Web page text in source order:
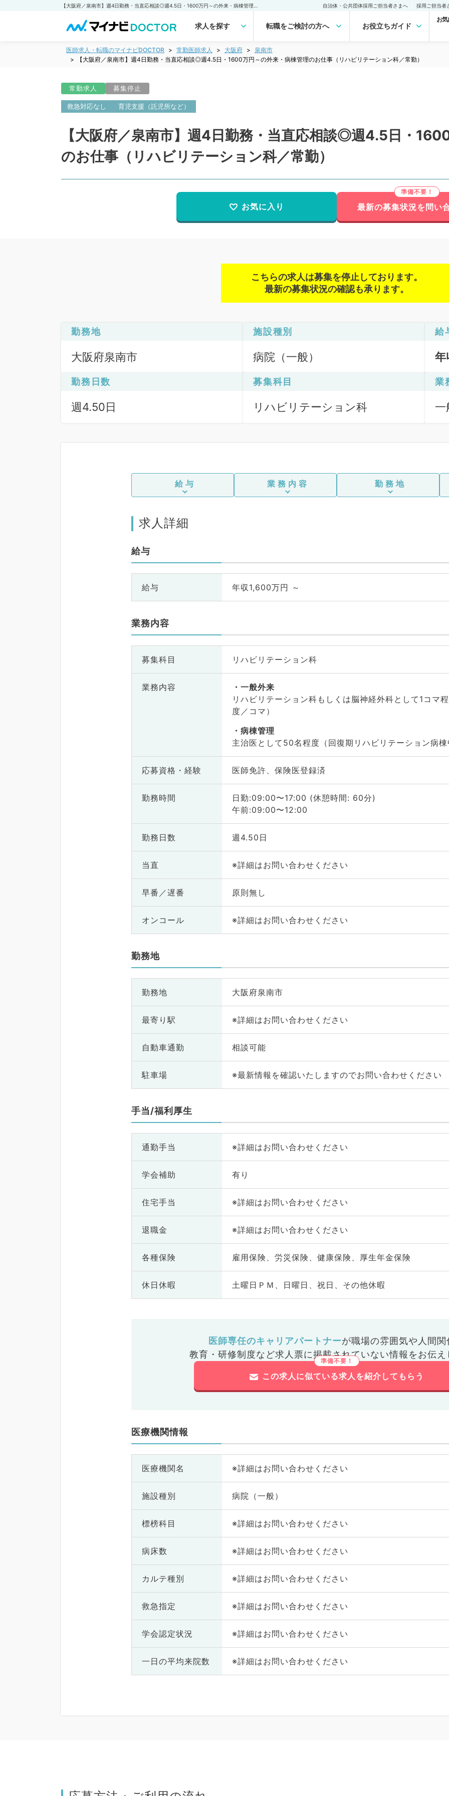
自治体・公共団体採用ご担当者さまへ 採用ご担当者
求人を探す 転職をご検討の方へ お役立ちガイド
お
医師求人・転職のマイナビDOCTOR 常勤医師求人 大阪府
泉南市
【大阪府／泉南市】週4日勤務・当直応相談◎週4.5日・1600万円～の外来・病棟管理のお仕事（リハビリテーション科／常勤）
常勤求人 募集停止
救急対応なし 育児支援（託児所など）
【大阪府／泉南市】週4日勤務・当直応相談◎週4.5日・
のお仕事（リハビリテーション科／常勤）
お気に入り 最新の募集状況を問い
こちらの求人は募集を停止しております。
最新の募集状況の確認も承ります。
勤務地
大阪府泉南市
施設種別
病院（一般）
給
年
勤務日数
週4.50日
募集科目
リハビリテーション科
業
一
給与 業務内容 勤務地
求人詳細
給与
給与 年収1,600万円 ～
業務内容
募集科目 リハビリテーション科
業務内容
一般外来
リハビリテーション科もしくは脳神経外科として1コマ
度／コマ）
病棟管理
主治医として50名程度（回復期リハビリテーション病
応募資格・ 経験 医師免許、保険医登録済
勤務時間
日勤:09:00〜17:00 (休憩時間: 60分)
午前:09:00〜12:00
勤務日数 週4.50日
当直 ※詳細はお問い合わせください
早番／遅番 原則無し
オンコール ※詳細はお問い合わせください
勤務地
勤務地 大阪府泉南市
最寄り駅 ※詳細はお問い合わせください
自動車通勤 相談可能
駐車場 ※最新情報を確認いたしますのでお問い合わせください
手当/福利厚生
通勤手当 ※詳細はお問い合わせください
学会補助 有り
住宅手当 ※詳細はお問い合わせください
退職金 ※詳細はお問い合わせください
各種保険 雇用保険、労災保険、健康保険、厚生年金保険
休日休暇 土曜日ＰＭ、日曜日、祝日、その他休暇
医師専任のキャリアパートナーが職場の雰囲気や人間関
教育・研修制度など求人票に掲載されていない情報をお伝え
この求人に似ている求人を紹介してもらう
医療機関情報
医療機関名 ※詳細はお問い合わせください
施設種別 病院（一般）
標榜科目 ※詳細はお問い合わせください
病床数 ※詳細はお問い合わせください
カルテ種別 ※詳細はお問い合わせください
救急指定 ※詳細はお問い合わせください
学会認定状況 ※詳細はお問い合わせください
一日の平均来院数 ※詳細はお問い合わせください